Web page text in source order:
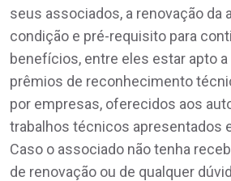
seus associados, a renovação da
condição e pré-requisito para
benefícios, entre eles estar apto
prêmios de reconhecimento
por empresas, oferecidos aos
trabalhos técnicos apresentados
Caso o associado não tenha
de renovação ou de qualquer